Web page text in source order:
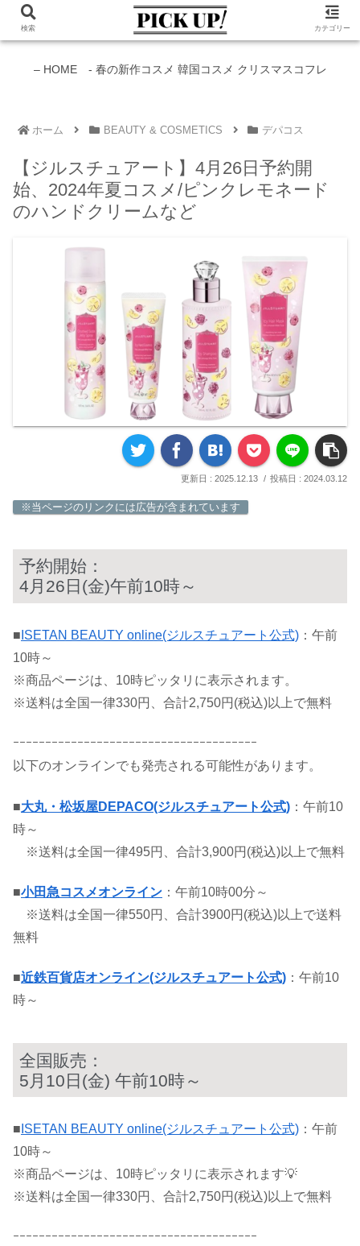
新作コスメ情報発信中！
– HOME - 春の新作コスメ 韓国コスメ クリスマスコフレ
ホーム BEAUTY & COSMETICS デパコス
【ジルスチュアート】4月26日予約開
始、2024年夏コスメ/ピンクレモネード
のハンドクリームなど
2025.12.13 2024.03.12
※当ページのリンクには広告が含まれています
予約開始：
4月26日(金)午前10時～
■ ISETAN BEAUTY online(ジルスチュアート公式) ：午前
10時～
※商品ページは、10時ピッタリに表示されます。
※送料は全国一律330円、合計2,750円(税込)以上で無料
ｰｰｰｰｰｰｰｰｰｰｰｰｰｰｰｰｰｰｰｰｰｰｰｰｰｰｰｰｰｰｰｰｰｰｰｰｰｰ
以下のオンラインでも発売される可能性があります。
■大丸・松坂屋DEPACO(ジルスチュアート公式) ：午前10
時～
※送料は全国一律495円、合計3,900円(税込)以上で無料
■小田急コスメオンライン ：午前10時00分～
※送料は全国一律550円、合計3900円(税込)以上で送料
無料
■近鉄百貨店オンライン(ジルスチュアート公式) ：午前10
時～
全国販売：
5月10日(金) 午前10時～
■ ISETAN BEAUTY online(ジルスチュアート公式) ：午前
10時～
※商品ページは、10時ピッタリに表示されます💡
※送料は全国一律330円、合計2,750円(税込)以上で無料
ｰｰｰｰｰｰｰｰｰｰｰｰｰｰｰｰｰｰｰｰｰｰｰｰｰｰｰｰｰｰｰｰｰｰｰｰｰｰ
検索 カテゴリー